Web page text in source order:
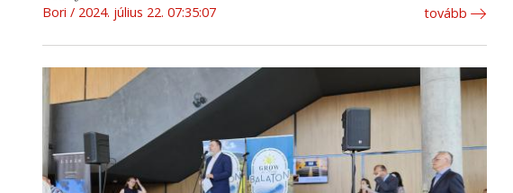
Bori 2024. július 22. 07:35:07 tovább